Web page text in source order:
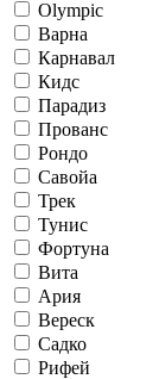
Olympic
Варна
Карнавал
Кидс
Парадиз
Прованс
Рондо
Савойа
Трек
Тунис
Фортуна
Вита
Ария
Вереск
Садко
Рифей